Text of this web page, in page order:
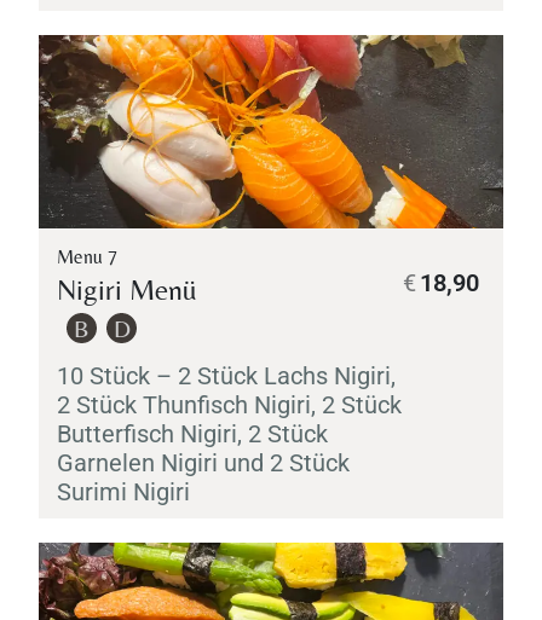
Menu 7
Nigiri Menü
B D
10 Stück – 2 Stück Lachs Nigiri,
2 Stück Thunfisch Nigiri, 2 Stück
Butterfisch Nigiri, 2 Stück
Garnelen Nigiri und 2 Stück
Surimi Nigiri
18,90
€